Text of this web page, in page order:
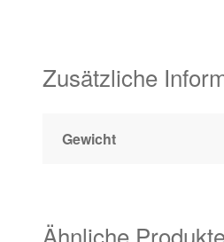
Zusätzliche
Gewicht
Ähnliche